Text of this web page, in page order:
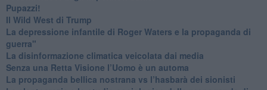
​Pupazzi!
​Il Wild West di Trump
​La depressione infantile di Roger Waters e la propaganda di
guerra"
​La disinformazione climatica veicolata dai media
Senza una Retta Visione l’Uomo è un automa
​La propaganda bellica nostrana vs l’hasbarà dei sionisti